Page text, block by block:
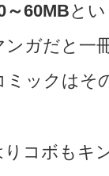
～60MBと
ガだと一
ックはそ
コボもキ